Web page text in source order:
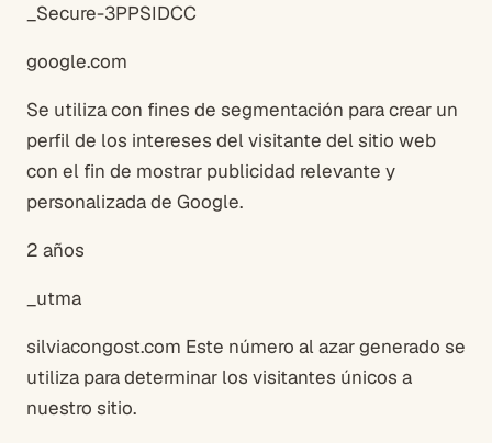
_Secure-3PPSIDCC
google.com
Se utiliza con fines de segmentación para crear un
perfil de los intereses del visitante del sitio web
con el fin de mostrar publicidad relevante y
personalizada de Google.
2 años
_utma
silviacongost.com Este número al azar generado se
utiliza para determinar los visitantes únicos a
nuestro sitio.